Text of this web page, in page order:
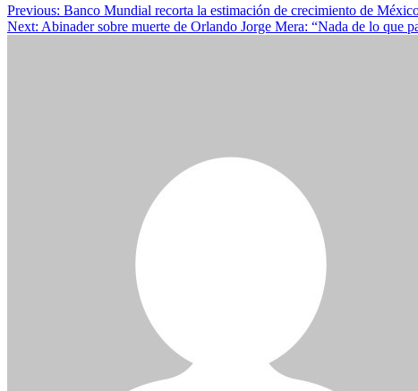
Post
navigation
Previous: Banco Mundial recorta la estimación de crecimiento de
Next: Abinader sobre muerte de Orlando Jorge Mera: “Nada de lo que